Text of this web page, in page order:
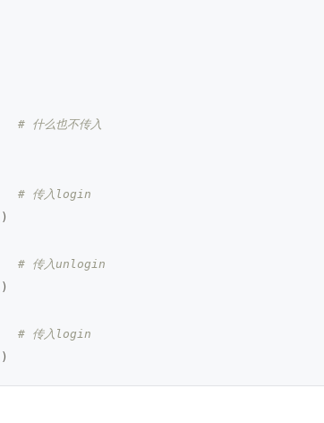
# 什么也不传入
# 传入login
)
# 传入unlogin
)
# 传入login